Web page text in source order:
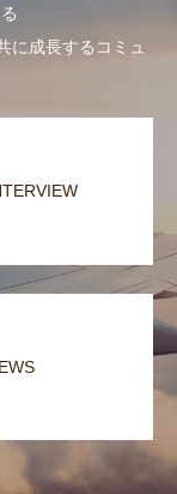
に成長するコミュ